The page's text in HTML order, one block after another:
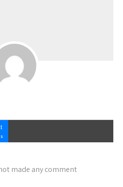
made any comment.